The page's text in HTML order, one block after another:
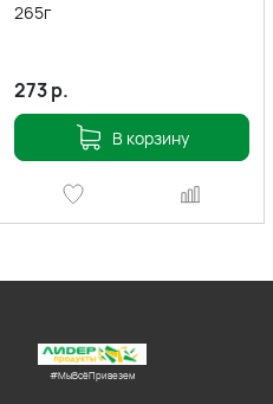
265г
273р.
В корзину
#МыВсёПривезем